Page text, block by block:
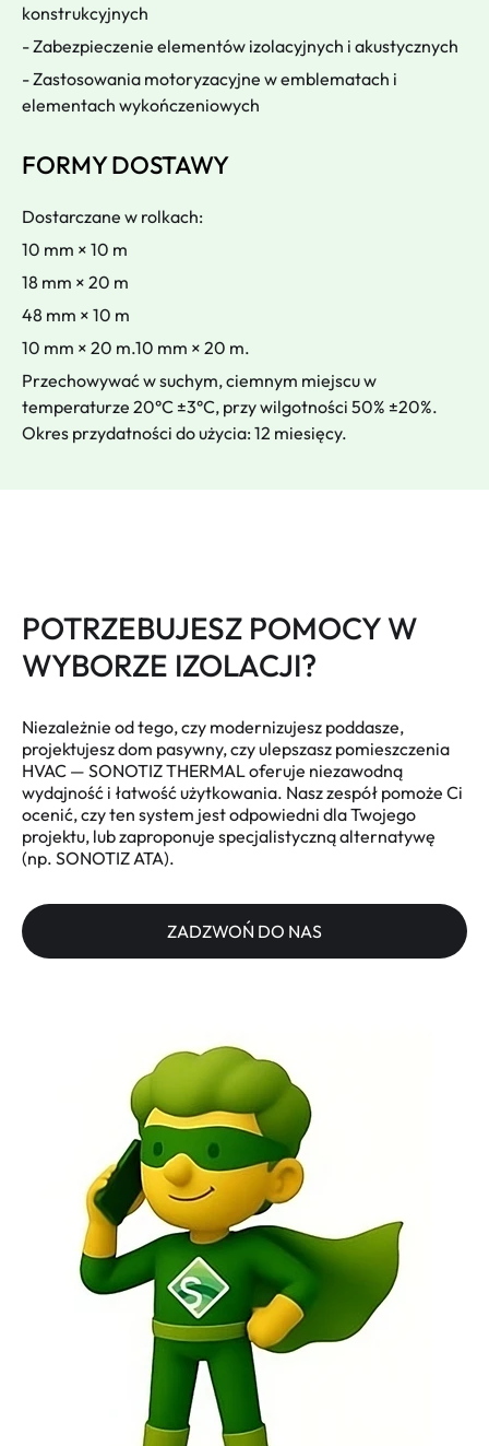
konstrukcyjnych
- Zabezpieczenie elementów izolacyjnych i akustycznych
- Zastosowania motoryzacyjne w emblematach i
elementach wykończeniowych
FORMY DOSTAWY
Dostarczane w rolkach:
10 mm × 10 m
18 mm × 20 m
48 mm × 10 m
10 mm × 20 m.10 mm × 20 m.
Przechowywać w suchym, ciemnym miejscu w
temperaturze 20°C ±3°C, przy wilgotności 50% ±20%.
Okres przydatności do użycia: 12 miesięcy.
POTRZEBUJESZ POMOCY W
WYBORZE IZOLACJI?
Niezależnie od tego, czy modernizujesz poddasze,
projektujesz dom pasywny, czy ulepszasz pomieszczenia
HVAC — SONOTIZ THERMAL oferuje niezawodną
wydajność i łatwość użytkowania. Nasz zespół pomoże Ci
ocenić, czy ten system jest odpowiedni dla Twojego
projektu, lub zaproponuje specjalistyczną alternatywę
(np. SONOTIZ ATA).
ZADZWOŃ DO NAS